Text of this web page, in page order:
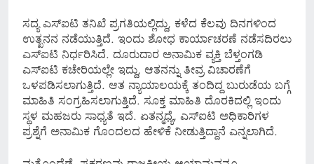
ಸದ್ಯ ಎಸ್​ಐಟಿ ತನಿಖೆ ಪ್ರಗತಿಯಲ್ಲಿದ್ದು, ಕಳೆದ ಕೆಲವು ದಿನಗಳಿಂದ
ಉತ್ಖನನ ನಡೆಯುತ್ತಿದೆ. ಇಂದು ಶೋಧ ಕಾರ್ಯಾಚರಣೆ ನಡೆಸದಿರಲು
ಎಸ್ಐಟಿ ನಿರ್ಧರಿಸಿದೆ. ದೂರುದಾರ ಅನಾಮಿಕ ವ್ಯಕ್ತಿ ಬೆಳ್ತಂಗಡಿ
ಎಸ್ಐಟಿ ಕಚೇರಿಯಲ್ಲೇ ಇದ್ದು, ಆತನನ್ನು ತೀವ್ರ ವಿಚಾರಣೆಗೆ
ಒಳಪಡಿಸಲಾಗುತ್ತಿದೆ. ಆತ ನ್ಯಾಯಾಲಯಕ್ಕೆ ತಂದಿದ್ದ ಬುರುಡೆಯ ಬಗ್ಗೆ
ಮಾಹಿತಿ ಸಂಗ್ರಹಿಸಲಾಗುತ್ತಿದೆ. ಸೂಕ್ತ ಮಾಹಿತಿ ದೊರಕಿದಲ್ಲಿ ಇಂದು
ಸ್ಥಳ ಮಹಜರು ಸಾಧ್ಯತೆ ಇದೆ. ಏತನ್ಮಧ್ಯೆ, ಎಸ್​​ಐಟಿ ಅಧಿಕಾರಿಗಳ
ಪ್ರಶ್ನೆಗೆ ಅನಾಮಿಕ ಗೊಂದಲದ ಹೇಳಿಕೆ ನೀಡುತ್ತಿದ್ದಾನೆ ಎನ್ನಲಾಗಿದೆ.